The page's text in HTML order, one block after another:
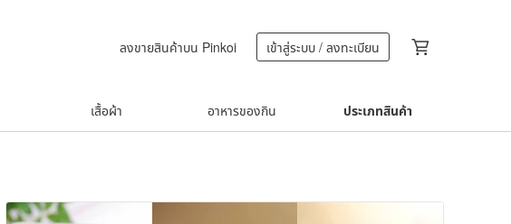
ลงขายสินค้าบน Pinkoi เข้าสู่ระบบ / ลงทะเบียน
เสื้อผ้า อาหารของกิน ประเภทสินค้า